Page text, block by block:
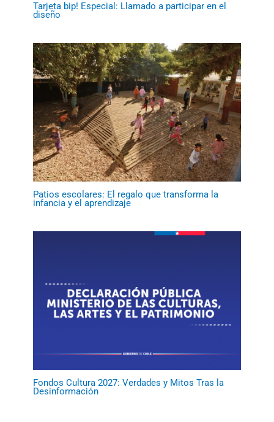
Tarjeta bip! Especial: Llamado a participar en el
diseño
Patios escolares: El regalo que transforma la
infancia y el aprendizaje
Fondos Cultura 2027: Verdades y Mitos Tras la
Desinformación